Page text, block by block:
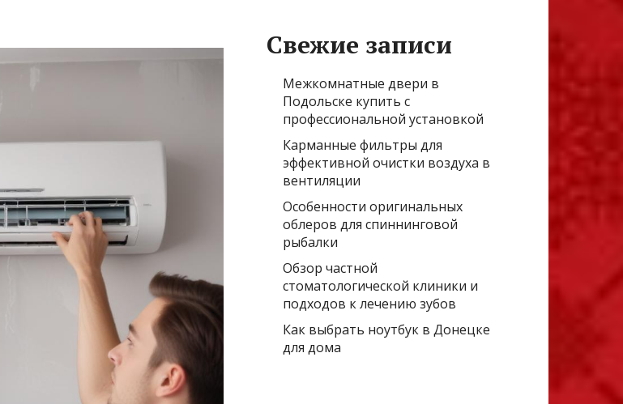
Свежие записи
Межкомнатные двери в
Подольске купить с
профессиональной установкой
Карманные фильтры для
эффективной очистки воздуха в
вентиляции
Особенности оригинальных
облеров для спиннинговой
рыбалки
Обзор частной
стоматологической клиники и
подходов к лечению зубов
Как выбрать ноутбук в Донецке
для дома